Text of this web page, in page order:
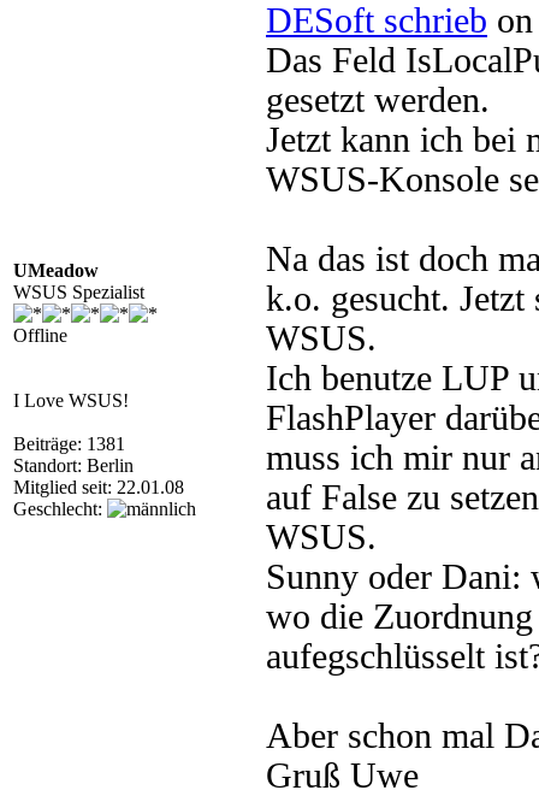
UMeadow
WSUS Spezialist
Offline
I Love WSUS!
Beiträge: 1381
Standort: Berlin
Mitglied seit: 22.01.08
Geschlecht:
DESoft schrieb
Das Feld
gesetzt werden.
Jetzt kann ich bei
WSUS-Konsole
Na das ist doch
k.o. gesucht.
WSUS.
Ich benutze LUP
FlashPlayer
muss ich mir nur
auf False zu
WSUS.
Sunny oder Dani:
wo die
aufegschlüsselt
Aber schon mal
Gruß Uwe